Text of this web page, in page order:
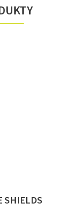
SHIELDS